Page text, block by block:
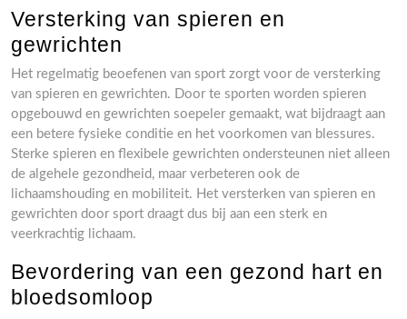
Versterking van spieren en
gewrichten
Het regelmatig beoefenen van sport zorgt voor de versterking
van spieren en gewrichten. Door te sporten worden spieren
opgebouwd en gewrichten soepeler gemaakt, wat bijdraagt aan
een betere fysieke conditie en het voorkomen van blessures.
Sterke spieren en flexibele gewrichten ondersteunen niet alleen
de algehele gezondheid, maar verbeteren ook de
lichaamshouding en mobiliteit. Het versterken van spieren en
gewrichten door sport draagt dus bij aan een sterk en
veerkrachtig lichaam.
Bevordering van een gezond hart en
bloedsomloop